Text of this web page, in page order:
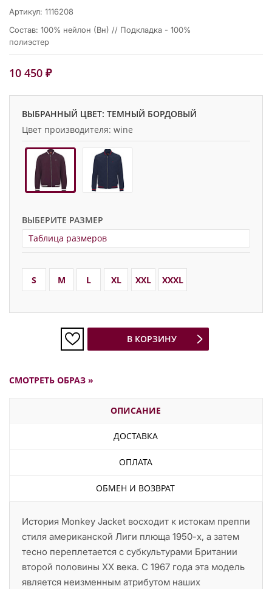
Артикул: 1116208
Состав: 100% нейлон (Вн) // Подкладка - 100%
полиэстер
10 450 ₽
ВЫБРАННЫЙ ЦВЕТ: ТЕМНЫЙ БОРДОВЫЙ
Цвет производителя: wine
ВЫБЕРИТЕ РАЗМЕР
Таблица размеров
S M L XL XXL XXXL
В КОРЗИНУ
СМОТРЕТЬ ОБРАЗ »
ОПИСАНИЕ
ДОСТАВКА
ОПЛАТА
ОБМЕН И ВОЗВРАТ
История Monkey Jacket восходит к истокам преппи
стиля американской Лиги плюща 1950-х, а затем
тесно переплетается с субкультурами Британии
второй половины XX века. С 1967 года эта модель
является неизменным атрибутом наших